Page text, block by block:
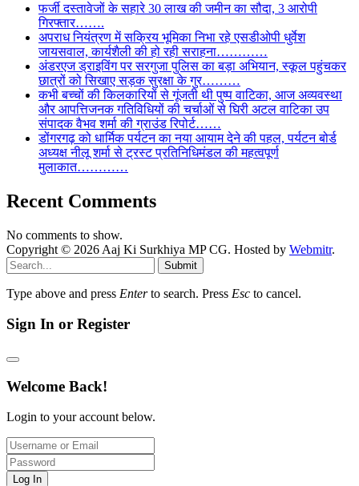
फर्जी दस्तावेजों के सहारे 30 लाख की जमीन का सौदा, 3 आरोपी
गिरफ्तार…….
अपराध नियंत्रण में सक्रिय भूमिका निभा रहे एसडीओपी धुर्वेश
जायसवाल, कार्यशैली की हो रही सराहना…………
अंडरएज ड्राइविंग पर सरगुजा पुलिस का बड़ा अभियान, स्कूल पहुंचकर
छात्रों को सिखाए सड़क सुरक्षा के गुर………
कभी बच्चों की किलकारियों से गूंजती थी पुष्प वाटिका, आज अव्यवस्था
और आपत्तिजनक गतिविधियों की चर्चाओं से घिरी अटल वाटिका उप
संपादक वैभव शर्मा की ग्राउंड रिपोर्ट……
डोंगरगढ़ को धार्मिक पर्यटन का नया आयाम देने की पहल, पर्यटन बोर्ड
अध्यक्ष नीलू शर्मा से ट्रस्ट प्रतिनिधिमंडल की महत्वपूर्ण
मुलाकात…………
Recent Comments
No comments to show.
Copyright © 2026 Aaj Ki Surkhiya MP CG. Hosted by Webmitr.
Submit
Type above and press Enterto search. Press Esc to cancel.
Sign In or Register
Welcome Back!
Login to your account below.
Log In